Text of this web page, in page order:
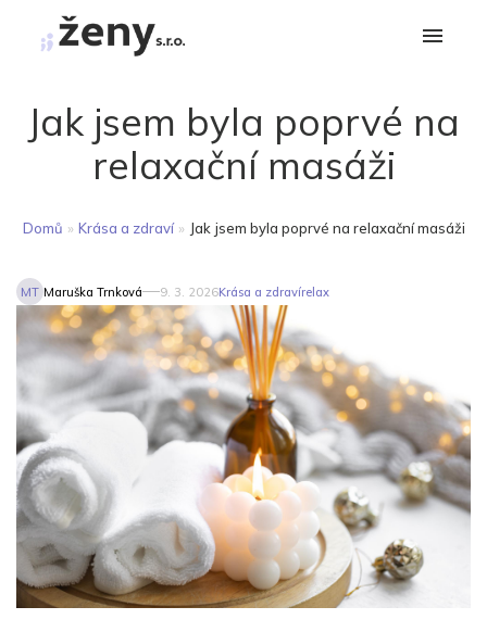
Jak jsem byla poprvé na
relaxační masáži
Domů » Krása a zdraví » Jak jsem byla poprvé na relaxační masáži
MT Maruška Trnková 9. 3. 2026Krása a zdravírelax